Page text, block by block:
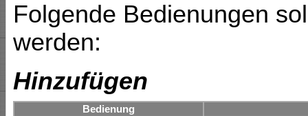
Folgende Bedienungen
werden:
Hinzufügen
Bedienung